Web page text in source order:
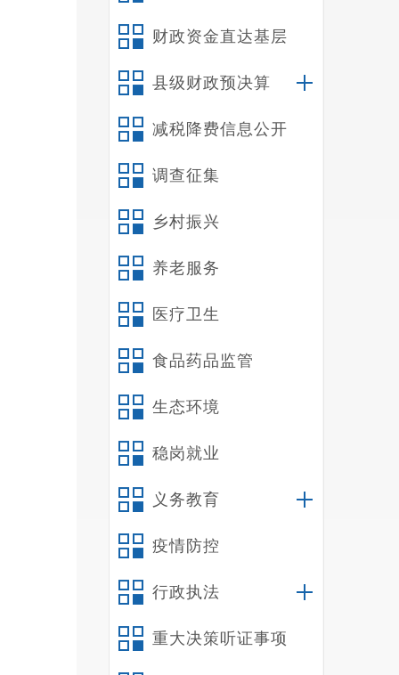
财政资金直达基层
县级财政预决算
减税降费信息公开
调查征集
乡村振兴
养老服务
医疗卫生
食品药品监管
生态环境
稳岗就业
义务教育
疫情防控
行政执法
重大决策听证事项